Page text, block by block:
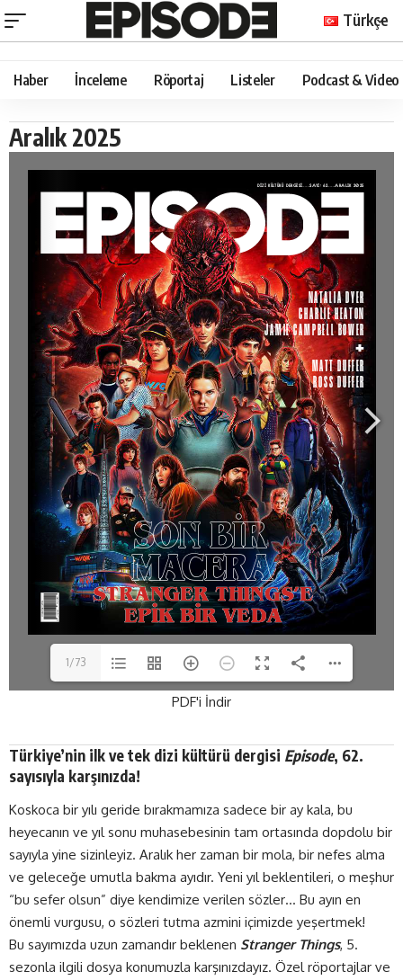
Türkçe
Haber İnceleme Röportaj Listeler Podcast & Video
Aralık 2025
1/73
PDF'i İndir
Türkiye’nin ilk ve tek dizi kültürü dergisi Episode, 62.
sayısıyla karşınızda!
Koskoca bir yılı geride bırakmamıza sadece bir ay kala, bu
heyecanın ve yıl sonu muhasebesinin tam ortasında dopdolu bir
sayıyla yine sizinleyiz. Aralık her zaman bir mola, bir nefes alma
ve geleceğe umutla bakma ayıdır. Yeni yıl beklentileri, o meşhur
“bu sefer olsun” diye kendimize verilen sözler… Bu ayın en
önemli vurgusu, o sözleri tutma azmini içimizde yeşertmek!
Bu sayımızda uzun zamandır beklenen Stranger Things, 5.
sezonla ilgili dosya konumuzla karşınızdayız. Özel röportajlar ve